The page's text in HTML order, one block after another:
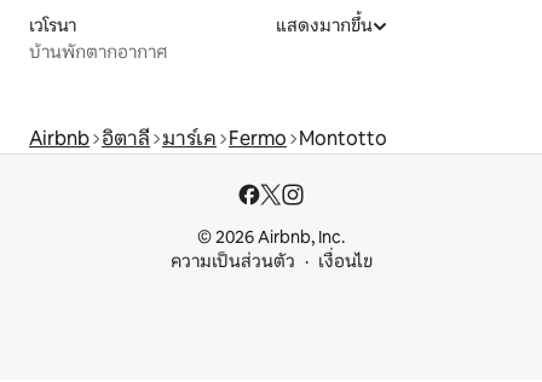
เวโรนา
บ้านพักตากอากาศ
แสดงมากขึ้น
Airbnb อิตาลี มาร์เค Fermo Montotto
© 2026 Airbnb, Inc.
ความเป็นส่วนตัว
เงื่อนไข